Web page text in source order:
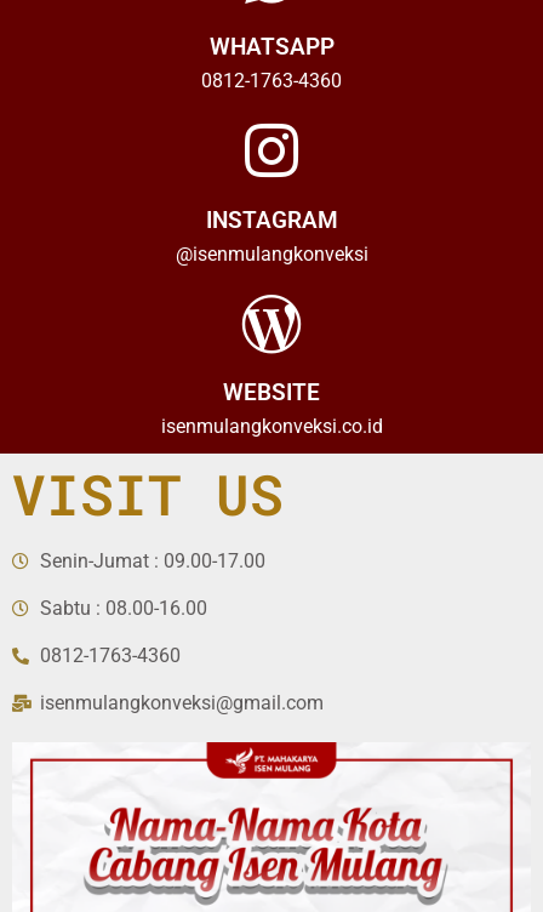
WHATSAPP
0812-1763-4360
INSTAGRAM
@isenmulangkonveksi
WEBSITE
isenmulangkonveksi.co.id
VISIT US
Senin-Jumat : 09.00-17.00
Sabtu : 08.00-16.00
0812-1763-4360
isenmulangkonveksi@gmail.com